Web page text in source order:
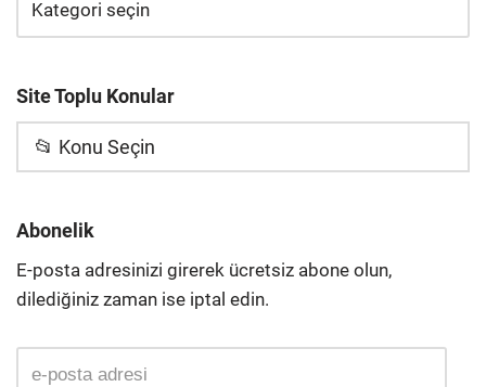
Site Toplu Konular
📂 Konu Seçin
Abonelik
E-posta adresinizi girerek ücretsiz abone olun,
dilediğiniz zaman ise iptal edin.